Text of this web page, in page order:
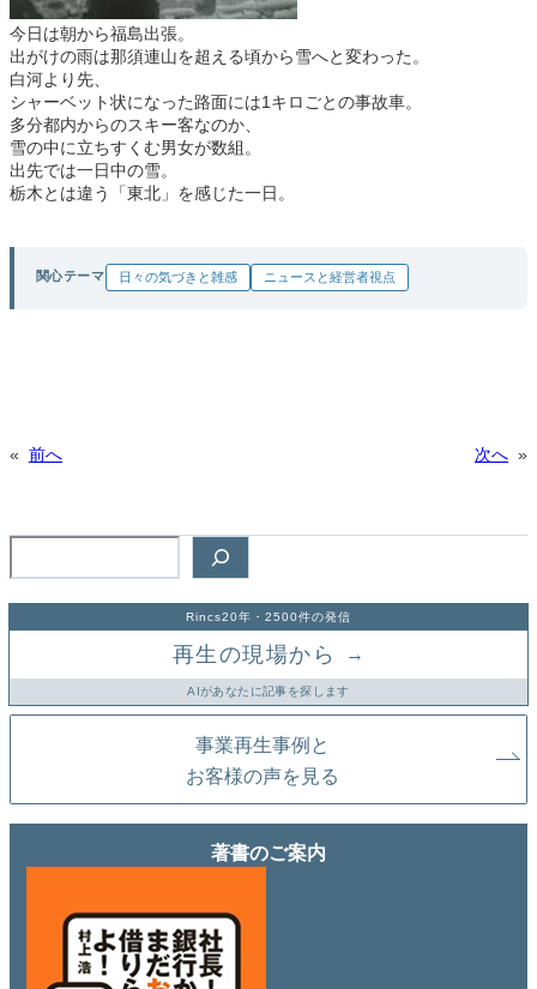
今日は朝から福島出張。
出がけの雨は那須連山を超える頃から雪へと変わった。
白河より先、
シャーベット状になった路面には1キロごとの事故車。
多分都内からのスキー客なのか、
雪の中に立ちすくむ男女が数組。
出先では一日中の雪。
栃木とは違う「東北」を感じた一日。
関心テーマ 日々の気づきと雑感 ニュースと経営者視点
« 前へ 次へ »
Rincs20年・2500件の発信
再生の現場から →
AIがあなたに記事を探します
事業再生事例と
お客様の声を見る
著書のご案内